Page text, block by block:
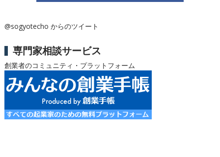
@sogyotecho からのツイート
専門家相談サービス
創業者のコミュニティ・プラットフォーム